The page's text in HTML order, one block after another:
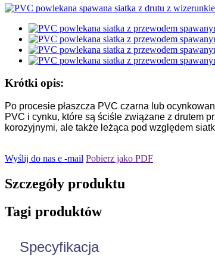
Krótki opis:
Po procesie płaszcza PVC czarna lub
PVC i cynku, które są ściśle związane z drutem
korozyjnymi, ale także leżąca pod względem
Wyślij do nas e -mail Pobierz jako PDF
Szczegóły produktu
Tagi produktów
Specyfikacja